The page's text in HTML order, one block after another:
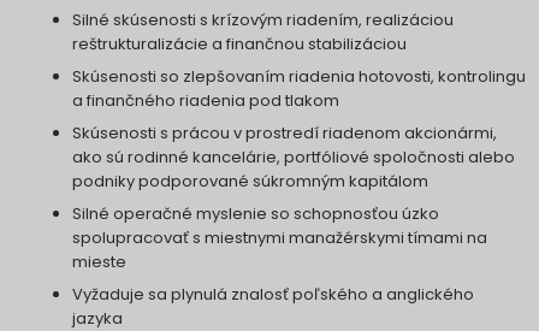
Silné skúsenosti s krízovým riadením, realizáciou
reštrukturalizácie a finančnou stabilizáciou
Skúsenosti so zlepšovaním riadenia hotovosti, kontrolingu
a finančného riadenia pod tlakom
Skúsenosti s prácou v prostredí riadenom akcionármi,
ako sú rodinné kancelárie, portfóliové spoločnosti alebo
podniky podporované súkromným kapitálom
Silné operačné myslenie so schopnosťou úzko
spolupracovať s miestnymi manažérskymi tímami na
mieste
Vyžaduje sa plynulá znalosť poľského a anglického
jazyka